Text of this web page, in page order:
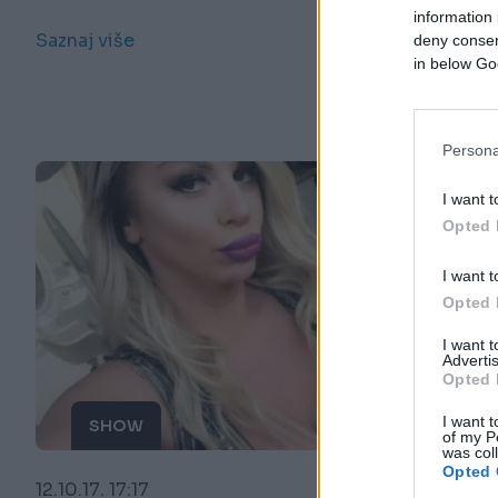
information
deny
in below
I want
Opted
I want
Opted
I want
Opted
I want
of my
was
Opted
Saznaj više
SHOW
12.10.17. 17:17